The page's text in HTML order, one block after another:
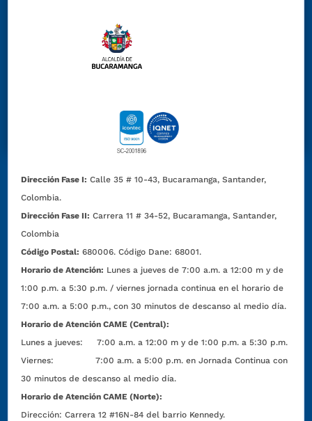
Dirección Fase I: Calle 35 # 10-43, Bucaramanga, Santander,
Colombia.
Dirección Fase II: Carrera 11 # 34-52, Bucaramanga, Santander,
Colombia
Código Postal: 680006. Código Dane: 68001.
Horario de Atención: Lunes a jueves de 7:00 a.m. a 12:00 m y de
1:00 p.m. a 5:30 p.m. / viernes jornada continua en el horario de
7:00 a.m. a 5:00 p.m., con 30 minutos de descanso al medio día.
Horario de Atención CAME (Central):
Lunes a jueves: 7:00 a.m. a 12:00 m y de 1:00 p.m. a 5:30 p.m.
Viernes: 7:00 a.m. a 5:00 p.m. en Jornada Continua con
30 minutos de descanso al medio día.
Horario de Atención CAME (Norte):
Dirección:Carrera 12 #16N-84 del barrio Kennedy.